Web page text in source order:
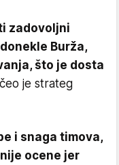
zadovoljni
Burža,
što je dosta
je strateg
i snaga timova,
ocene jer